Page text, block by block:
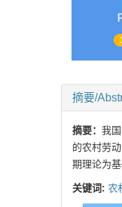
摘要/
摘要：我
的农村劳
期理论为
关键词: 农